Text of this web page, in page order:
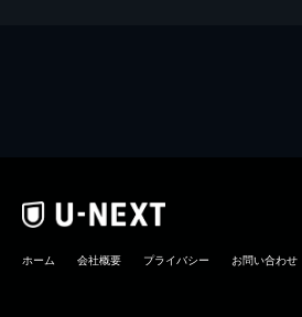
ホーム 会社概要 プライバシー お問い合わせ